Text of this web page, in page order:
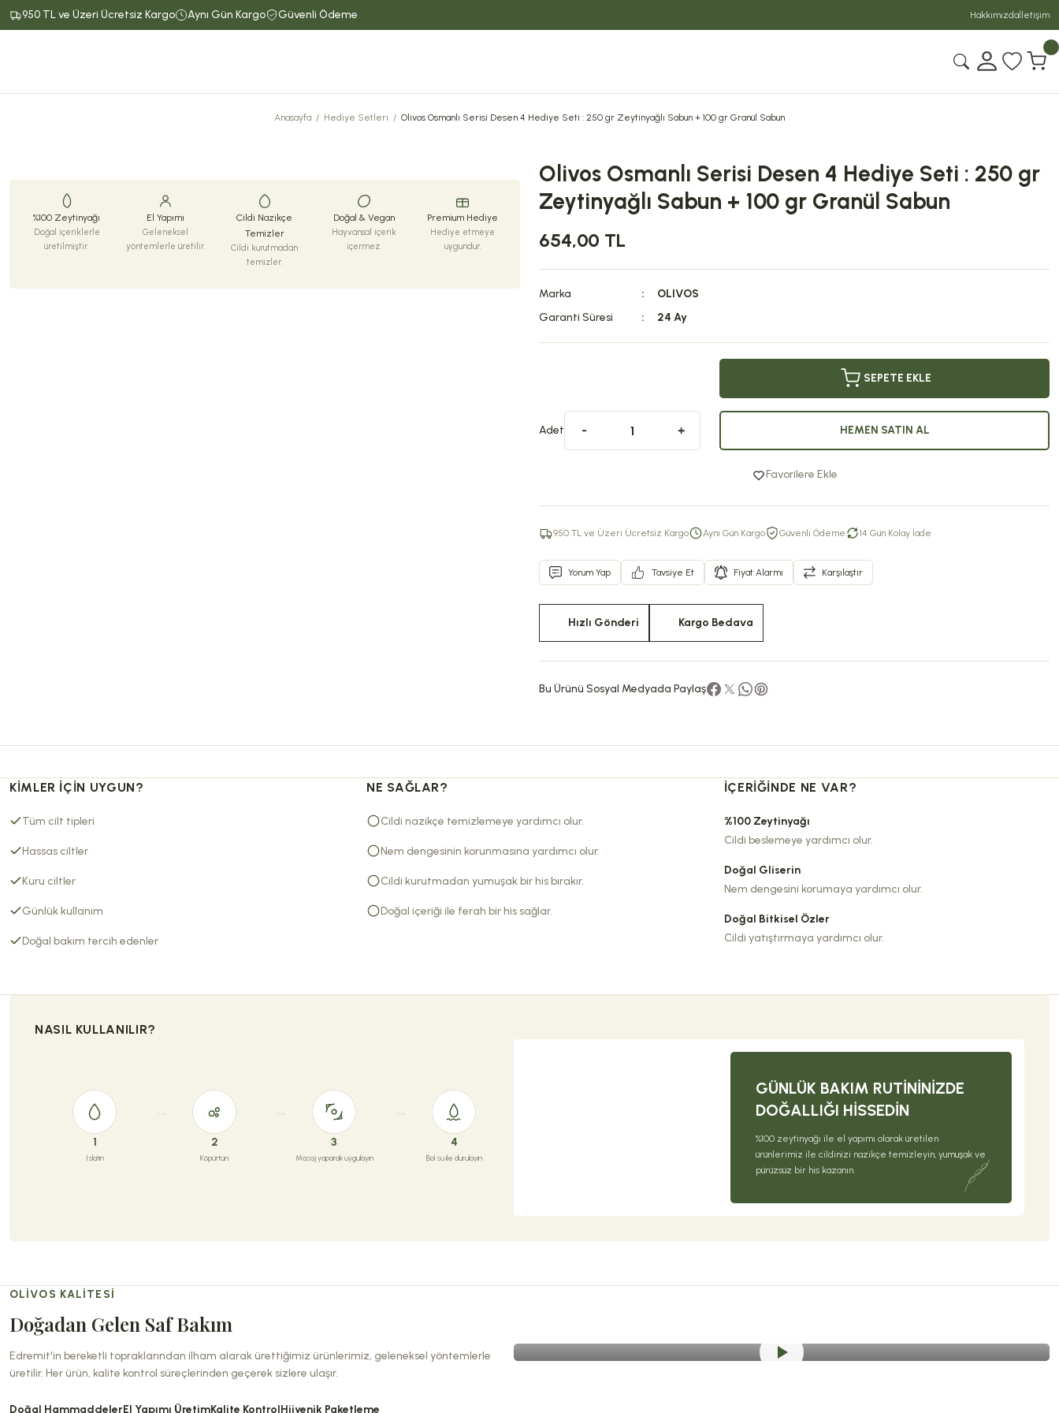
950 TL ve Üzeri Ücretsiz Kargo Aynı Gün Kargo Güvenli Ödeme Hakkımızdaİletişim
Anasayfa Hediye Setleri Olivos Osmanlı Serisi Desen 4 Hediye Seti : 250 gr Zeytinyağlı Sabun + 100 gr Granül Sabun
%100 Zeytinyağı
Doğal içeriklerle
üretilmiştir.
El Yapımı
Geleneksel
yöntemlerle üretilir.
Cildi Nazikçe
Temizler
Cildi kurutmadan
temizler.
Doğal & Vegan
Hayvansal içerik
içermez.
Premium Hediye
Hediye etmeye
uygundur.
Olivos Osmanlı Serisi Desen 4 Hediye Seti : 250 gr
Zeytinyağlı Sabun + 100 gr Granül Sabun
654,00 TL
Marka
OLIVOS
Garanti Süresi
24 Ay
Adet
SEPETE EKLE
HEMEN SATIN AL
Favorilere Ekle
950 TL ve Üzeri Ücretsiz Kargo Aynı Gün Kargo Güvenli Ödeme 14 Gün Kolay İade
Yorum Yap Tavsiye Et Fiyat Alarmı Karşılaştır
Hızlı Gönderi Kargo Bedava
Bu Ürünü Sosyal Medyada Paylaş
KIMLER İÇIN UYGUN?
Tüm cilt tipleri
Hassas ciltler
Kuru ciltler
Günlük kullanım
Doğal bakım tercih edenler
NE SAĞLAR?
Cildi nazikçe temizlemeye yardımcı olur.
Nem dengesinin korunmasına yardımcı olur.
Cildi kurutmadan yumuşak bir his bırakır.
Doğal içeriği ile ferah bir his sağlar.
İÇERIĞINDE NE VAR?
%100 Zeytinyağı
Cildi beslemeye yardımcı olur.
Doğal Gliserin
Nem dengesini korumaya yardımcı olur.
Doğal Bitkisel Özler
Cildi yatıştırmaya yardımcı olur.
NASIL KULLANILIR?
1
Islatın
2
Köpürtün
3
Masaj yaparak uygulayın
4
Bol su ile durulayın
GÜNLÜK BAKIM RUTININIZDE
DOĞALLIĞI HISSEDIN
%100 zeytinyağı ile el yapımı olarak üretilen
ürünlerimiz ile cildinizi nazikçe temizleyin, yumuşak ve
pürüzsüz bir his kazanın.
OLIVOS KALITESI
Doğadan Gelen Saf Bakım
Edremit'in bereketli topraklarından ilham alarak ürettiğimiz ürünlerimiz, geleneksel yöntemlerle
üretilir. Her ürün, kalite kontrol süreçlerinden geçerek sizlere ulaşır.
Doğal HammaddelerEl Yapımı ÜretimKalite KontrolHijyenik Paketleme